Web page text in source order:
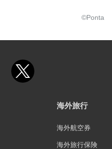
©Ponta
海外旅行
海外航空券
海外旅行保険